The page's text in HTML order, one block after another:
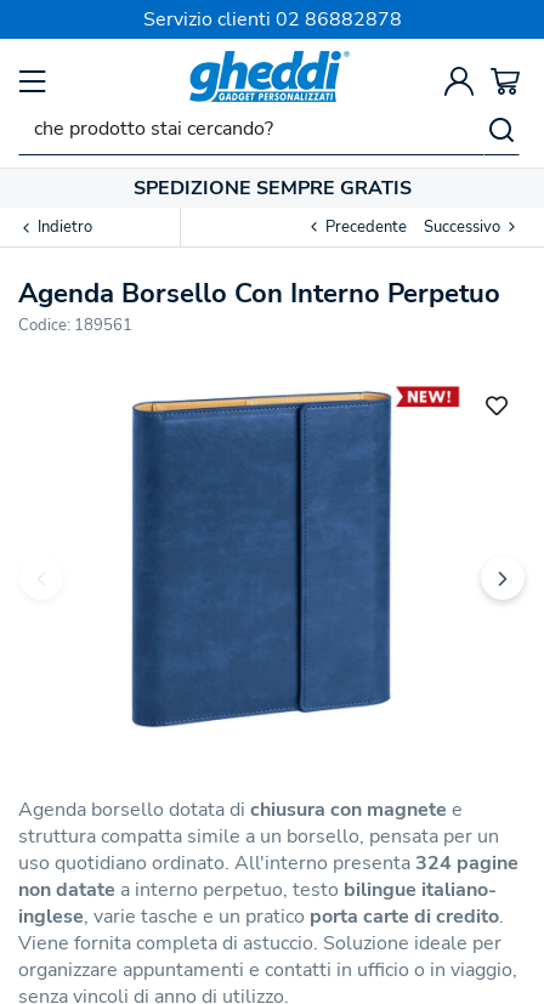
Servizio clienti 02 86882878
SPEDIZIONE SEMPRE GRATIS
Indietro Precedente Successivo
Agenda Borsello Con Interno Perpetuo
Codice: 189561
Agenda borsello dotata di chiusura con magnete e
struttura compatta simile a un borsello, pensata per un
uso quotidiano ordinato. All'interno presenta324 pagine
non datate a interno perpetuo, testo bilingue italiano-
inglese, varie tasche e un pratico porta carte di credito.
Viene fornita completa di astuccio. Soluzione ideale per
organizzare appuntamenti e contatti in ufficio o in viaggio,
senza vincoli di anno di utilizzo.